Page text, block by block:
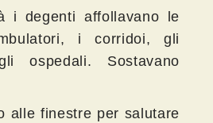
i degenti affollavano le
i corridoi, gli
ospedali. Sostavano
alle finestre per salutare